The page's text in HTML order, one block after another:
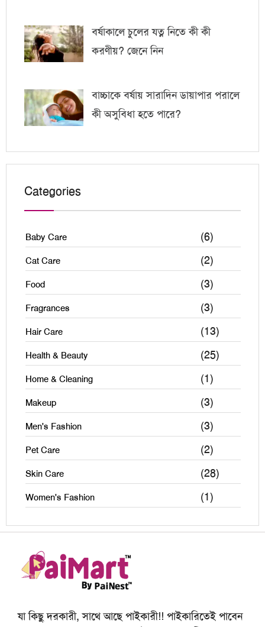
বর্ষাকালে চুলের যত্ন নিতে কী কী
করণীয়? জেনে নিন
বাচ্চাকে বর্ষায় সারাদিন ডায়াপার পরালে
কী অসুবিধা হতে পারে?
Categories
Baby Care (6)
Cat Care (2)
Food (3)
Fragrances (3)
Hair Care (13)
Health & Beauty (25)
Home & Cleaning (1)
Makeup (3)
Men's Fashion (3)
Pet Care (2)
Skin Care (28)
Women's Fashion (1)
যা কিছু দরকারী, সাথে আছে পাইকারী!! পাইকারিতেই পাবেন